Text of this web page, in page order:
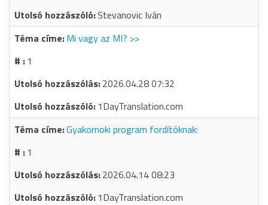
Stevanovic Iván
Mi vagy az MI? >>
1
2026.04.28 07:32
1DayTranslation.com
Gyakornoki program fordítóknak:
1
2026.04.14 08:23
1DayTranslation.com